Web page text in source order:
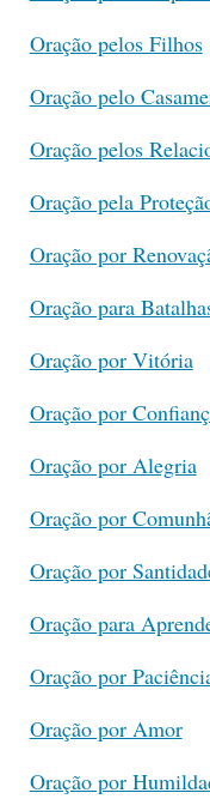
Oração pelos Filhos
Oração pelo
Oração pelos
Oração pela
Oração por
Oração para
Oração por Vitória
Oração por
Oração por Alegria
Oração por
Oração por
Oração para
Oração por
Oração por Amor
Oração por